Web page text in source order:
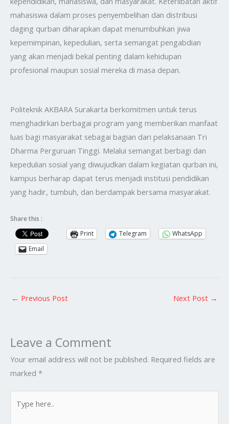
mahasiswa dalam proses penyembelihan dan distribusi
daging qurban diharapkan dapat menumbuhkan jiwa
kepemimpinan, kepedulian, serta semangat pengabdian
yang akan menjadi bekal penting dalam kehidupan
profesional maupun sosial mereka di masa depan.
Politeknik AKBARA Surakarta berkomitmen untuk terus
menghadirkan berbagai program yang memberikan manfaat
luas bagi masyarakat sebagai bagian dari pelaksanaan Tri
Dharma Perguruan Tinggi. Melalui semangat berbagi dan
kepedulian sosial yang diwujudkan dalam kegiatan qurban ini,
kampus berharap dapat terus menjadi institusi pendidikan
yang hadir, tumbuh, dan berdampak bersama masyarakat.
Share this :
Print
Telegram
WhatsApp
Email
← Previous Post Next Post →
Leave a Comment
Your email address will not be published. Required fields are
marked *
here..